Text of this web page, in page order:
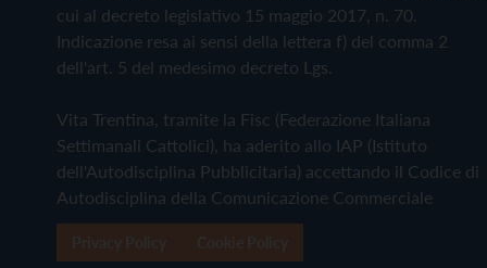
cui al decreto legislativo 15 maggio 2017, n. 70.
Indicazione resa ai sensi della lettera f) del comma 2
dell'art. 5 del medesimo decreto Lgs.
Vita Trentina, tramite la Fisc (Federazione Italiana
Settimanali Cattolici), ha aderito allo IAP (Istituto
dell'Autodisciplina Pubblicitaria) accettando il Codice di
Autodisciplina della Comunicazione Commerciale